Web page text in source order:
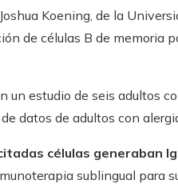
Koening, de la
de células B de memoria
un estudio de seis adultos
datos de adultos con
células generaban
sublingual para